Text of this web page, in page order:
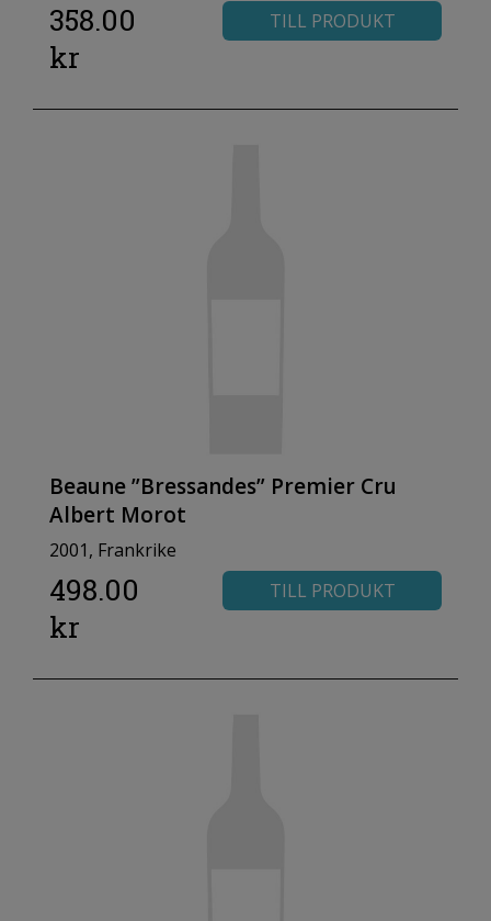
358.00
kr
TILL PRODUKT
Beaune ”Bressandes” Premier Cru
Albert Morot
2001, Frankrike
498.00
kr
TILL PRODUKT